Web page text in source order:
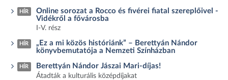
HÍR
Online sorozat a Rocco és fivérei fiatal szereplőivel -
Vidékről a fővárosba
I-V. rész
HÍR
„Ez a mi közös históriánk” – Berettyán Nándor
könyvbemutatója a Nemzeti Színházban
HÍR Berettyán Nándor Jászai Mari-díjas!
Átadták a kulturális középdíjakat